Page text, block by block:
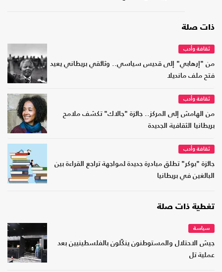
ذات صلة
ثقافة وأدب
من "إرهابي" إلى قديس سياسي.. وثائقي بريطاني يعيد
فتح ملف مانديلا
ثقافة وأدب
من الهامش إلى المركز.. جائزة "جالاك" تكشف ملامح
بريطانيا الثقافية الجديدة
ثقافة وأدب
جائزة "بوكر" تطلق مبادرة جديدة لمواجهة تراجع القراءة بين
البالغين في بريطانيا
تغطية ذات صلة
سياسة
جيش الاحتلال والمستوطنون ينكّلون بالفلسطينيين بعد
عملية تل